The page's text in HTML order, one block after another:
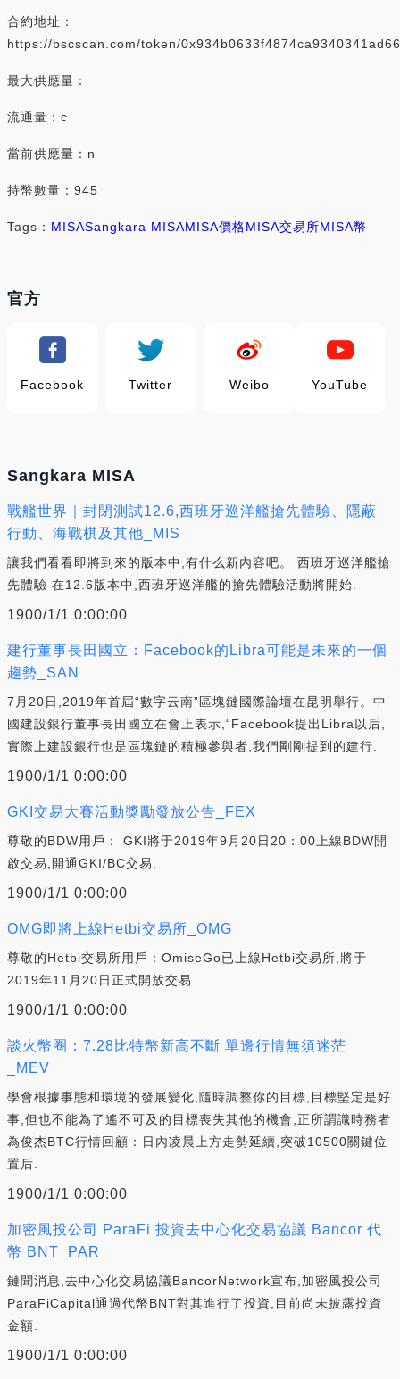
合約地址：
https://bscscan.com/token/
最大供應量：
流通量：c
當前供應量：n
持幣數量：945
Tags： MISASangkara MISAMISA價格MISA交易所MISA幣
官方
Facebook Twitter Weibo YouTube
Sangkara MISA
戰艦世界｜封閉測試12.6,西班牙巡洋艦搶先體驗、隱蔽
行動、海戰棋及其他_MIS
讓我們看看即將到來的版本中,有什么新內容吧。 西班牙巡洋艦搶
先體驗 在12.6版本中,西班牙巡洋艦的搶先體驗活動將開始.
1900/1/1 0:00:00
建行董事長田國立：Facebook的Libra可能是未來的一個
趨勢_SAN
7月20日,2019年首屆“數字云南”區塊鏈國際論壇在昆明舉行。中
國建設銀行董事長田國立在會上表示,“Facebook提出Libra以后,
實際上建設銀行也是區塊鏈的積極參與者,我們剛剛提到的建行.
1900/1/1 0:00:00
GKI交易大賽活動獎勵發放公告_FEX
尊敬的BDW用戶： GKI將于2019年9月20日20：00上線BDW開
啟交易,開通GKI/BC交易.
1900/1/1 0:00:00
OMG即將上線Hetbi交易所_OMG
尊敬的Hetbi交易所用戶：OmiseGo已上線Hetbi交易所,將于
2019年11月20日正式開放交易.
1900/1/1 0:00:00
談火幣圈：7.28比特幣新高不斷 單邊行情無須迷茫
_MEV
學會根據事態和環境的發展變化,隨時調整你的目標,目標堅定是好
事,但也不能為了遙不可及的目標喪失其他的機會,正所謂識時務者
為俊杰BTC行情回顧：日內凌晨上方走勢延續,突破10500關鍵位
置后.
1900/1/1 0:00:00
加密風投公司 ParaFi 投資去中心化交易協議 Bancor 代
幣 BNT_PAR
鏈聞消息,去中心化交易協議BancorNetwork宣布,加密風投公司
ParaFiCapital通過代幣BNT對其進行了投資,目前尚未披露投資
金額.
1900/1/1 0:00:00